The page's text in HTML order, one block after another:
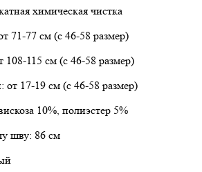
химическая чистка
71-77 см (с 46-58 размер)
108-115 см (с 46-58 размер)
17-19 см (с 46-58 размер)
10%, полиэстер 5%
шву: 86 см